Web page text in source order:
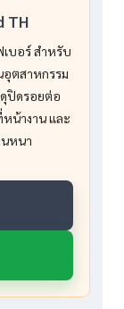
TH
บอร์ สำหรับ
ตสาหกรรม
ดุปิดรอยต่อ
น้างาน และ
นหนา